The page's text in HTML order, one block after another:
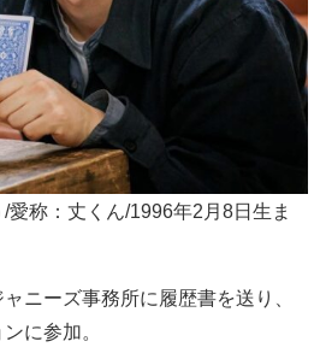
愛称：丈くん/1996年2月8日生ま
ニーズ事務所に履歴書を送り、
に参加。